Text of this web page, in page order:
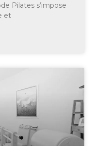
Pilates s’impose
et